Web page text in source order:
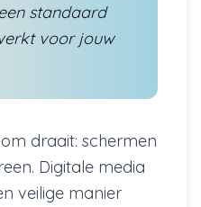
standaard
voor jouw
draait: schermen
Digitale media
veilige manier